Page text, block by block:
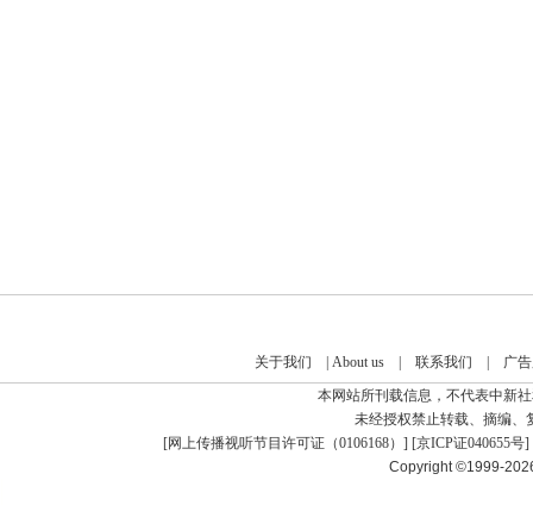
关于我们 About us| 联系我们
广
本网站所刊载信息，不代表中新
未经授权禁止转载、摘编、
[网上传播视听节目许可证（0106168） ] [京ICP证040655号]
Copyright ©1999-